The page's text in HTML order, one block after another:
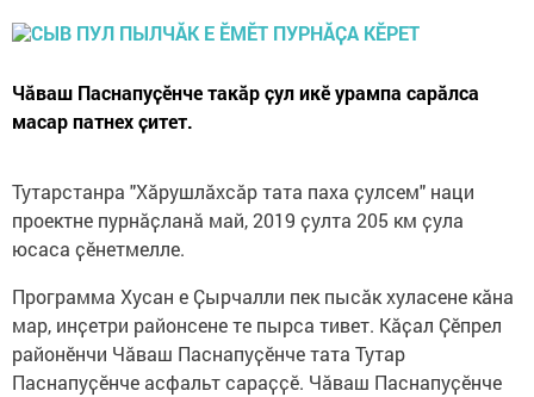
Чӑваш Паснапуҫӗнче такӑр ҫул икӗ урампа сарӑлса
масар патнех ҫитет.
Тутарстанра "Хӑрушлӑхсӑр тата паха ҫулсем" наци
проектне пурнӑҫланӑ май, 2019 ҫулта 205 км ҫула
юсаса ҫӗнетмелле.
Программа Хусан е Ҫырчалли пек пысӑк хуласене кӑна
мар, инҫетри районсене те пырса тивет. Кӑҫал Ҫӗпрел
районӗнчи Чӑваш Паснапуҫӗнче тата Тутар
Паснапуҫӗнче асфальт сараҫҫӗ. Чӑваш Паснапуҫӗнче